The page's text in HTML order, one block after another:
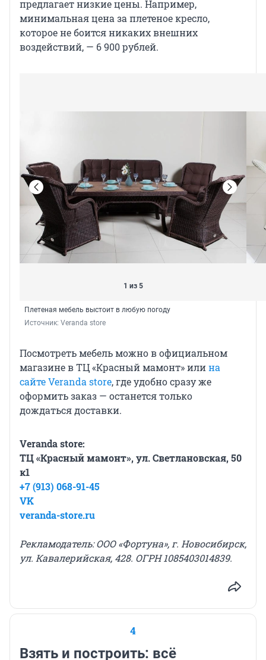
предлагает низкие цены. Например,
минимальная цена за плетеное кресло,
которое не боится никаких внешних
воздействий, — 6 900 рублей.
1 из 5
Плетеная мебель выстоит в любую погоду
Источник: Veranda store
Посмотреть мебель можно в официальном
магазине в ТЦ «Красный мамонт» илина
сайте Veranda store, где удобно сразу же
оформить заказ — останется только
дождаться доставки.
Veranda store:
ТЦ «Красный мамонт», ул. Светлановская, 50
к1
+7 (913) 068-91-45
VK
veranda-store.ru
Рекламодатель: ООО «Фортуна», г. Новосибирск,
ул. Кавалерийская, 428. ОГРН 1085403014839.
4
Взять и построить: всё